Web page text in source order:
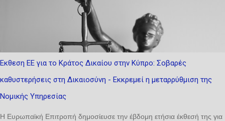
ενώπιόν της από γονείς και οργανωμένα σύνολα και έχει τεθεί υπό
διερεύνηση στο πλαίσιο των αρμοδιοτήτων της. Προς διασφάλιση της
ορθής, πλήρους και αποτελεσματικής διερεύνησης του εν λόγω
ζητήματος από την Αρχή, ιδίως λαμβανομένου υπόψη ότι πρόκειται για
πληροφορίες που κατέχονται πρωτογενώς από περισσότερους του
ενός υπεύθυνους επεξεργασίας, η Αρχή επιθυμεί να ενημερώσει κάθε
ενδιαφερόμενο πρόσωπο τα ακόλουθα: Κάθε συλλογή, χρήσ...
Εκθεση ΕΕ για το Κράτος Δικαίου στην Κύπρο: Σοβαρές
καθυστερήσεις στη Δικαιοσύνη - Εκκρεμεί η μεταρρύθμιση της
Νομικής Υπηρεσίας
Η Ευρωπαϊκή Επιτροπή δημοσίευσε την έβδομη ετήσια έκθεσή της για